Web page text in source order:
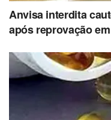
Anvisa interdita
após reprovação